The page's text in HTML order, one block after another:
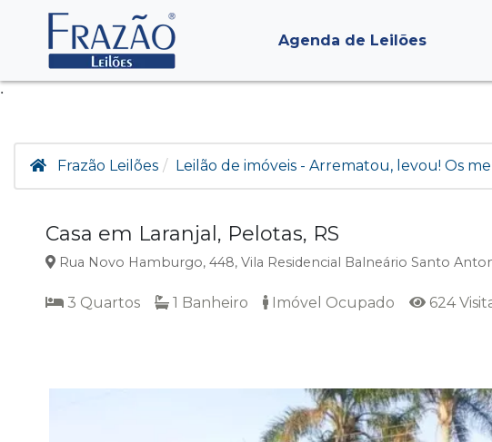
.
Agenda de Leilões
Frazão Leilões Leilão de imóveis - Arrematou, levou! Os
Casa em Laranjal, Pelotas, RS
Rua Novo Hamburgo, 448, Vila Residencial Balneário Santo
3 Quartos 1 Banheiro Imóvel Ocupado 624